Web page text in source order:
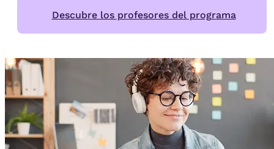
Descubre los profesores del programa